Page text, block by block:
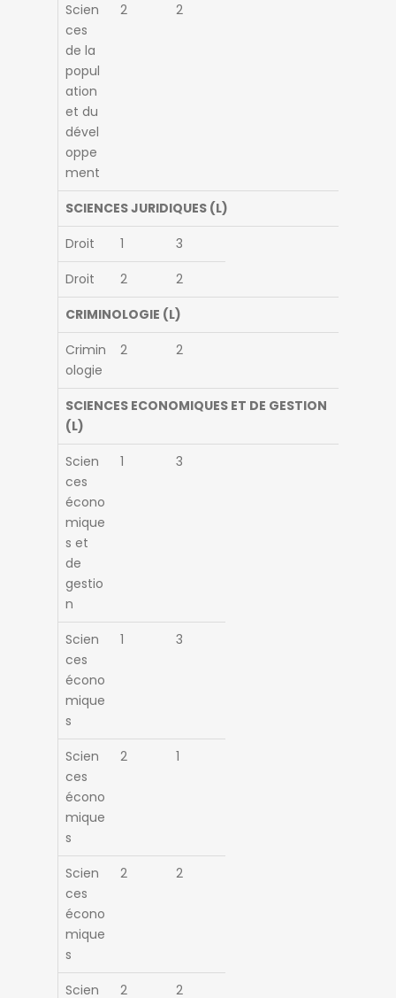
Scien
ces
de la
popul
ation
et du
dével
oppe
ment
2 2
SCIENCES JURIDIQUES (L)
Droit
1
3
Droit
2
2
CRIMINOLOGIE (L)
Crimin
ologie
2 2
SCIENCES ECONOMIQUES ET DE GESTION
(L)
Scien
ces
écono
mique
s et
de
gestio
n
1 3
Scien
ces
écono
mique
s
1 3
Scien
ces
écono
mique
s
2 1
Scien
ces
écono
mique
s
2 2
Scien
2 2